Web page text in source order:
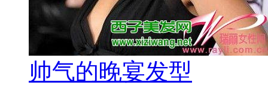
帅气的晚宴发型